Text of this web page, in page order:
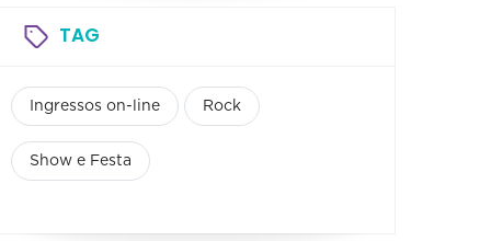
TAG
Ingressos on-line Rock
Show e Festa